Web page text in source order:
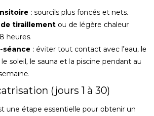
: sourcils plus foncés et nets.
tiraillement ou de légère chaleur
heures.
séance : éviter tout contact avec l’eau, le
soleil, le sauna et la piscine pendant au
(jours 1 à 30)
une étape essentielle pour obtenir un